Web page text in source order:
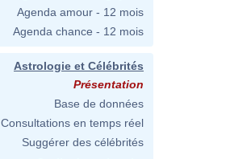
Agenda amour - 12 mois
Agenda chance - 12 mois
Astrologie et Célébrités
Présentation
Base de données
Consultations en temps réel
Suggérer des célébrités